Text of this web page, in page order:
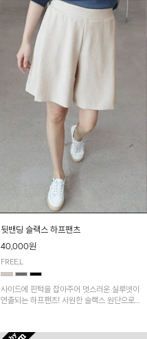
뒷밴딩 슬랙스 하프팬츠
40,000원
FREE,L
사이드에 핀턱을 잡아주어 멋스러운 실루엣이
연출되는 하프팬츠! 시원한 슬랙스 원단으로